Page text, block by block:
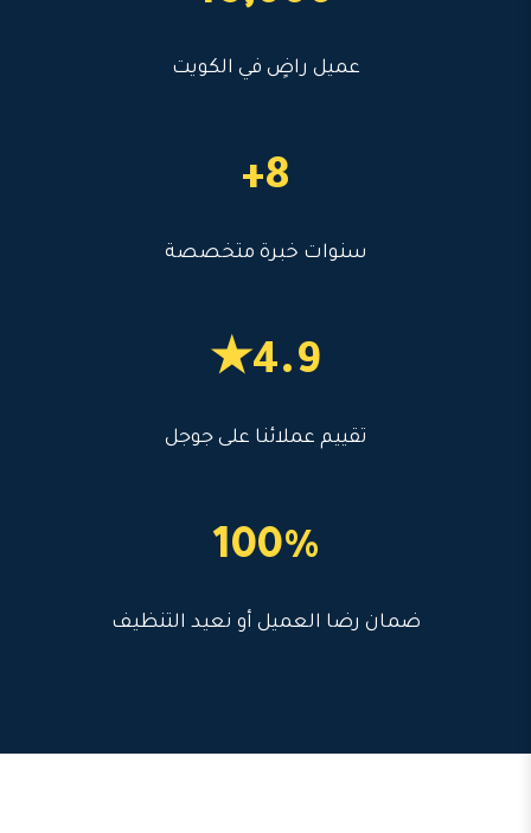
عميل راضٍ في الكويت
8+
سنوات خبرة متخصصة
4.9★
تقييم عملائنا على جوجل
100%
ضمان رضا العميل أو نعيد التنظيف